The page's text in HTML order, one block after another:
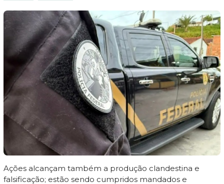
Ações alcançam também a produção clandestina e
falsificação; estão sendo cumpridos mandados e